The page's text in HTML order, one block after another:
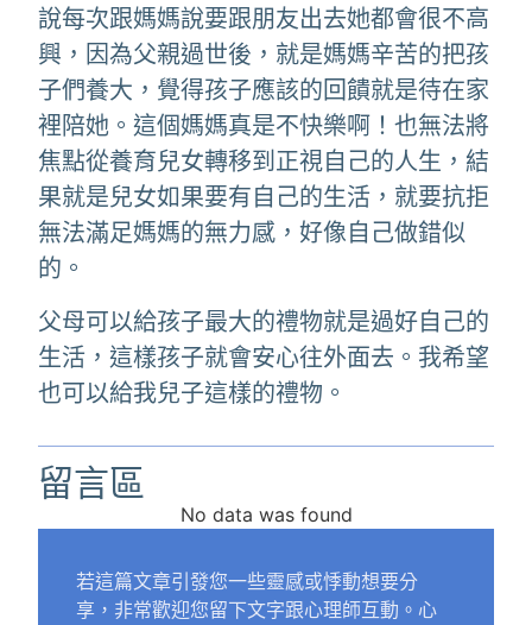
說每次跟媽媽說要跟朋友出去她都會很不高
興，因為父親過世後，就是媽媽辛苦的把孩
子們養大，覺得孩子應該的回饋就是待在家
裡陪她。這個媽媽真是不快樂啊！也無法將
焦點從養育兒女轉移到正視自己的人生，結
果就是兒女如果要有自己的生活，就要抗拒
無法滿足媽媽的無力感，好像自己做錯似
的。
父母可以給孩子最大的禮物就是過好自己的
生活，這樣孩子就會安心往外面去。我希望
也可以給我兒子這樣的禮物。
留言區
No data was found
若這篇文章引發您一些靈感或悸動想要分
享，非常歡迎您留下文字跟心理師互動。心